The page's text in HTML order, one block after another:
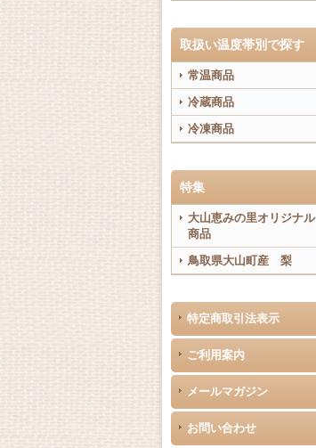
取扱い温度帯別で探す
常温商品
冷蔵商品
冷凍商品
特集
大山恵みの里オリジナル
商品
鳥取県大山町産 梨
特定商取引法表示
ご利用案内
メールマガジン
お問い合わせ